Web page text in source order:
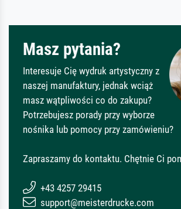
Masz pytania?
Interesuje Cię wydruk artystyczny z
naszej manufaktury, jednak wciąż
masz wątpliwości co do zakupu?
Potrzebujesz porady przy wyborze
nośnika lub pomocy przy zamówieniu?
Zapraszamy do kontaktu. Chętnie Ci
+43 4257 29415
support@meisterdrucke.com